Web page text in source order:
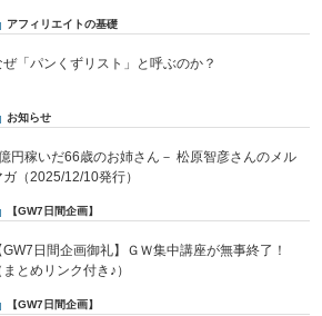
アフィリエイトの基礎
ぜ「パンくずリスト」と呼ぶのか？
お知らせ
円稼いだ66歳のお姉さん－ 松原智彦さんのメル
ガ（2025/12/10発行）
【GW7日間企画】
GW7日間企画御礼】ＧＷ集中講座が無事終了！
まとめリンク付き♪）
【GW7日間企画】